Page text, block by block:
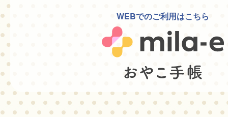
WEBでのご利用はこちら